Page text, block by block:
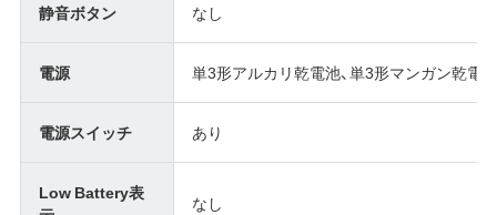
静音ボタン なし
電源 単3形アルカリ乾電池、単3形マンガン乾電
電源スイッチ あり
Low Battery表
なし